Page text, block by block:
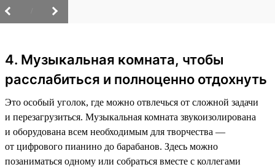
4. Музыкальная комната, чтобы
расслабиться и полноценно отдохнуть
Это особый уголок, где можно отвлечься от сложной задачи
и перезагрузиться. Музыкальная комната звукоизолирована
и оборудована всем необходимым для творчества —
от цифрового пианино до барабанов. Здесь можно
позаниматься одному или собраться вместе с коллегами